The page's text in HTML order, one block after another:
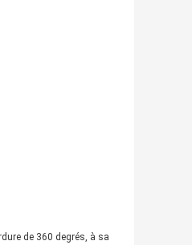
de 360 degrés, à sa